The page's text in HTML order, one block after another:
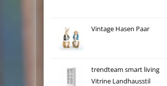
Vintage Hasen Paar
trendteam smart living
Vitrine Landhausstil